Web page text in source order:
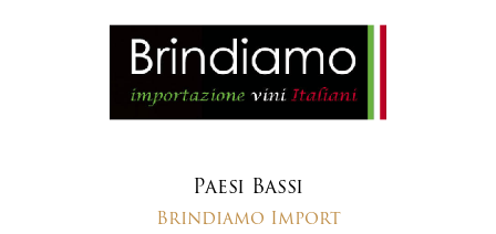
Paesi Bassi
Brindiamo Import